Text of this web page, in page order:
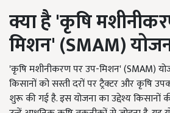
क्या है 'कृषि
मिशन' (SMAM)
'कृषि मशीनीकरण पर उप-मिशन' (SMAM)
किसानों को सस्ती दरों पर ट्रैक्टर और कृषि
शुरू की गई है. इस योजना का उद्देश्य किसानों